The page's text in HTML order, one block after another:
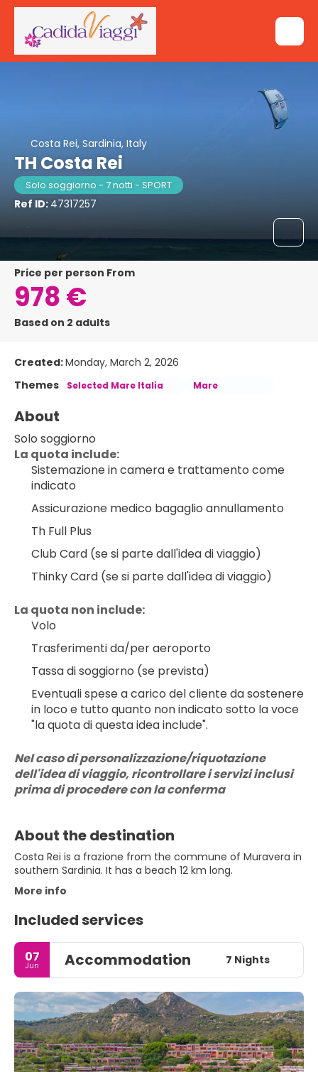
Costa Rei, Sardinia, Italy
TH Costa Rei
Solo soggiorno - 7 notti - SPORT
Ref ID: 47317257
price per person From
978 €
Based on 2 adults
Created:Monday, March 2, 2026
Themes
Selected Mare Italia Mare
About
Solo soggiorno
La quota include:
Sistemazione in camera e trattamento come
indicato
Assicurazione medico bagaglio annullamento
Th Full Plus
Club Card (se si parte dall'idea di viaggio)
Thinky Card (se si parte dall'idea di viaggio)
La quota non include:
Volo
Trasferimenti da/per aeroporto
Tassa di soggiorno (se prevista)
Eventuali spese a carico del cliente da sostenere
in loco e tutto quanto non indicato sotto la voce
"la quota di questa idea include".
Nel caso di personalizzazione/riquotazione
dell'idea di viaggio, ricontrollare i servizi inclusi
prima di procedere con la conferma
About the destination
Costa Rei is a frazione from the commune of Muravera in
southern Sardinia. It has a beach 12 km long.
More info
Included services
07
Jun Accommodation 7 Nights